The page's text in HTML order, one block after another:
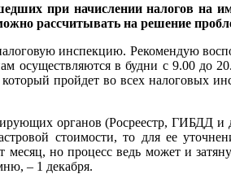
при начислении налогов на
рассчитывать на решение
инспекцию. Рекомендую
осуществляются в будни с 9.00 до
пройдет во всех налоговых
органов (Росреестр, ГИБДД
стоимости, то для ее
но процесс ведь может и
– 1 декабря.